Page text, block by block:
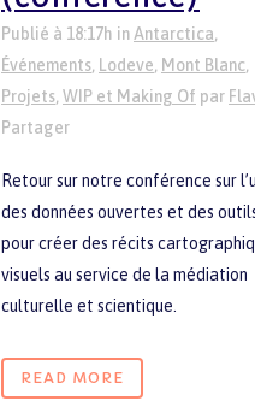
Publié à 18:17h in Antarctica,
Événements, Lodeve, Mont Blanc,
Projets, WIP et Making Of par
Partager
Retour sur notre conférence sur
des données ouvertes et des
pour créer des récits
visuels au service de la médiation
culturelle et scientique.
READ MORE